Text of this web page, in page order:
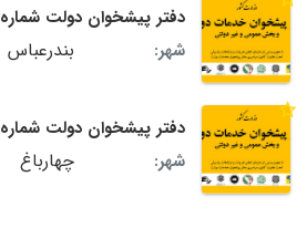
دفتر پیشخوان دولت شماره 192 شهرک پیامبر اعظم
شهر:
بندرعباس
دفتر پیشخوان دولت شماره 73401036 آغچه حصار
شهر:
چهارباغ